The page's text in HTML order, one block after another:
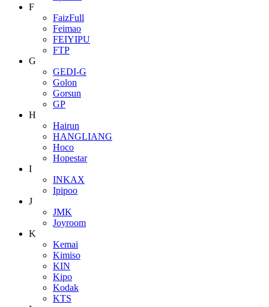
F
FaizFull
Feimao
FEIYIPU
FTP
G
GEDI-G
Golon
Gorsun
GP
H
Hairun
HANGLIANG
Hoco
Hopestar
I
INKAX
Ipipoo
J
JMK
Joyroom
K
Kemai
Kimiso
KIN
Kipo
Kodak
KTS